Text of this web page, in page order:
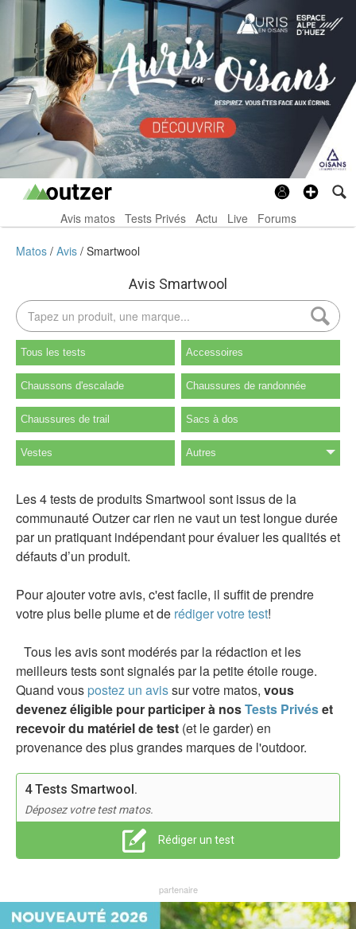
Avis matos Tests Privés Actu Live Forums
Matos Avis Smartwool
Avis Smartwool
Tous les tests Accessoires
Chaussons d'escalade Chaussures de randonnée
Chaussures de trail Sacs à dos
Vestes Autres
Les 4 tests de produits Smartwool sont issus de la
communauté Outzer car rien ne vaut un test longue durée
par un pratiquant indépendant pour évaluer les qualités et
défauts d’un produit.
Pour ajouter votre avis, c'est facile, il suffit de prendre
votre plus belle plume et de rédiger votre test!
Tous les avis sont modérés par la rédaction et les
meilleurs tests sont signalés par la petite étoile rouge.
Quand vous postez un avissur votre matos, vous
devenez éligible pour participer à nosTests Privéset
recevoir du matériel de test (et le garder) en
provenance des plus grandes marques de l'outdoor.
4 Tests Smartwool.
Déposez votre test matos.
Rédiger un test